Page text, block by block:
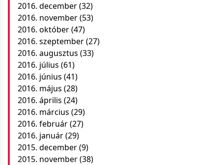
2016. december(32)
2016. november(53)
2016. október(47)
2016. szeptember(27)
2016. augusztus (33)
2016. július (61)
2016. június (41)
2016. május (28)
2016. április (24)
2016. március (29)
2016. február(27)
2016. január(29)
2015. december(9)
2015. november(38)